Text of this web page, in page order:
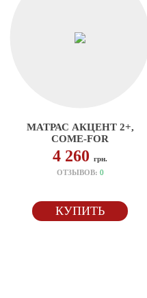
МАТРАС АКЦЕНТ 2+,
COME-FOR
4 260грн.
ОТЗЫВОВ: 0
КУПИТЬ